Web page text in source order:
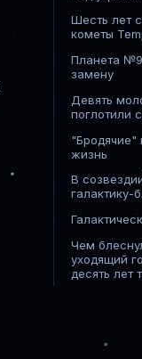
Шесть лет
кометы
Планета
замену
Девять
поглотили
"Бродячие"
жизнь
В
галактику-
Чем
уходящий
десять лет